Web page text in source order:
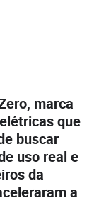
marca
que
buscar
uso real e
da
a